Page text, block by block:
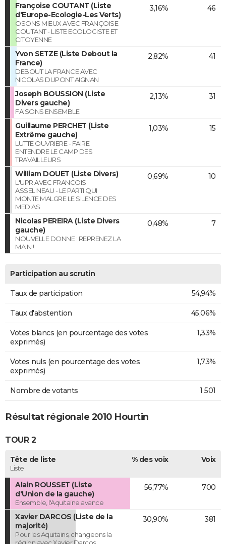
Françoise COUTANT (Liste
d'Europe-Ecologie-Les Verts)
OSONS MIEUX AVEC FRANÇOISE
COUTANT - LISTE ECOLOGISTE ET
CITOYENNE
3,16% 46
Yvon SETZE (Liste Debout la
France)
DEBOUT LA FRANCE AVEC
NICOLAS DUPONT AIGNAN
2,82% 41
Joseph BOUSSION (Liste
Divers gauche)
FAISONS ENSEMBLE
2,13% 31
Guillaume PERCHET (Liste
Extrême gauche)
LUTTE OUVRIERE - FAIRE
ENTENDRE LE CAMP DES
TRAVAILLEURS
1,03% 15
William DOUET (Liste Divers)
L'UPR AVEC FRANCOIS
ASSELINEAU - LE PARTI QUI
MONTE MALGRE LE SILENCE DES
MEDIAS
0,69% 10
Nicolas PEREIRA (Liste Divers
gauche)
NOUVELLE DONNE : REPRENEZ LA
MAIN !
0,48% 7
Participation au scrutin
Taux de participation 54,94%
Taux d'abstention 45,06%
Votes blancs (en pourcentage des votes
exprimés)
1,33%
Votes nuls (en pourcentage des votes
exprimés)
1,73%
Nombre de votants 1 501
Résultat régionale 2010 Hourtin
TOUR 2
Tête de liste
Liste
% des voix Voix
Alain ROUSSET (Liste
d'Union de la gauche)
Ensemble, l'Aquitaine avance
56,77% 700
Xavier DARCOS (Liste de la
majorité)
Pour les Aquitains, changeons la
région avec Xavier Darcos.
30,90% 381